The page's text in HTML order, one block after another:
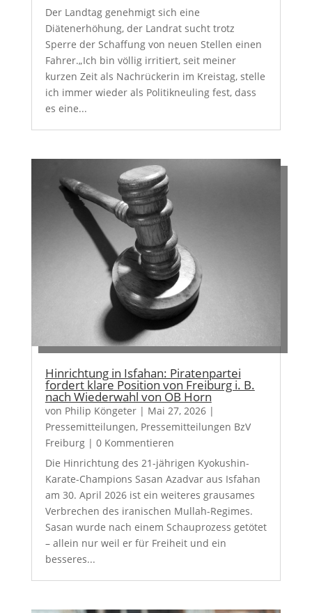
Der Landtag genehmigt sich eine
Diätenerhöhung, der Landrat sucht trotz
Sperre der Schaffung von neuen Stellen einen
Fahrer.„Ich bin völlig irritiert, seit meiner
kurzen Zeit als Nachrückerin im Kreistag, stelle
ich immer wieder als Politikneuling fest, dass
es eine...
Hinrichtung in Isfahan: Piratenpartei
fordert klare Position von Freiburg i. B.
nach Wiederwahl von OB Horn
von Philip Köngeter| Mai 27, 2026|
Pressemitteilungen, Pressemitteilungen BzV
Freiburg| 0 Kommentieren
Die Hinrichtung des 21-jährigen Kyokushin-
Karate-Champions Sasan Azadvar aus Isfahan
am 30. April 2026 ist ein weiteres grausames
Verbrechen des iranischen Mullah-Regimes.
Sasan wurde nach einem Schauprozess getötet
– allein nur weil er für Freiheit und ein
besseres...